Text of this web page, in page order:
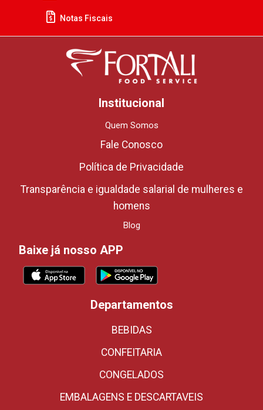
Notas Fiscais
Institucional
Quem Somos
Fale Conosco
Política de Privacidade
Transparência e igualdade salarial de mulheres e
homens
Blog
Baixe já nosso APP
Departamentos
BEBIDAS
CONFEITARIA
CONGELADOS
EMBALAGENS E DESCARTAVEIS